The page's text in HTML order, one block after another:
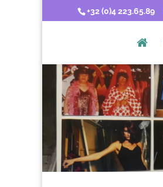
+32 (0)4 223.65.89